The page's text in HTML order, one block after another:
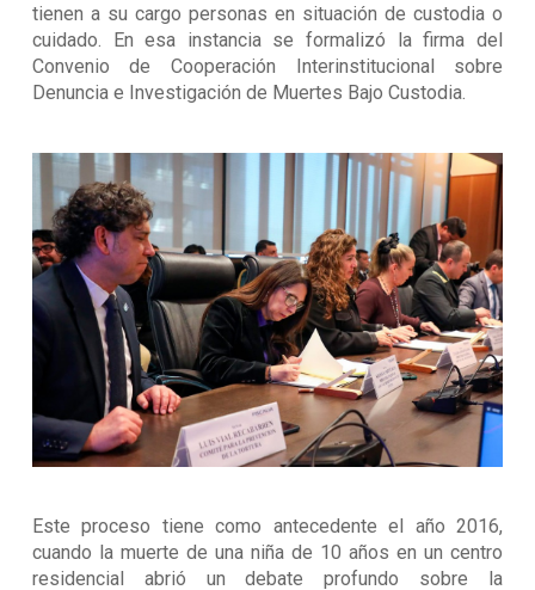
tienen a su cargo personas en situación de custodia o
cuidado. En esa instancia se formalizó la firma del
Convenio de Cooperación Interinstitucional sobre
Denuncia e Investigación de Muertes Bajo Custodia.
Este proceso tiene como antecedente el año 2016,
cuando la muerte de una niña de 10 años en un centro
residencial abrió un debate profundo sobre la